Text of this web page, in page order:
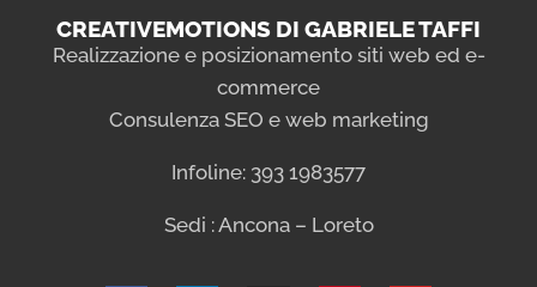
CREATIVEMOTIONS DI GABRIELE TAFFI
Realizzazione e posizionamento siti web ed e-
commerce
Consulenza SEO e web marketing
Infoline: 393 1983577
Sedi : Ancona – Loreto